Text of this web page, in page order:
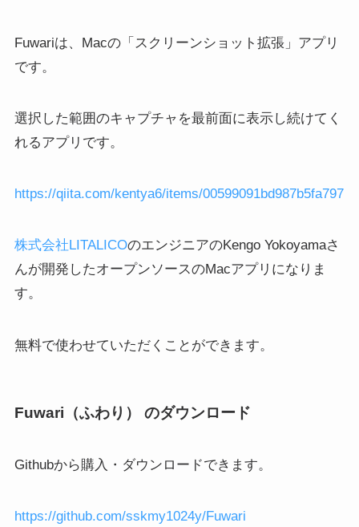
Fuwariは、Macの「スクリーンショット拡張」アプリ
です。
選択した範囲のキャプチャを最前面に表示し続けてく
れるアプリです。
https://qiita.com/kentya6/items/00599091bd987b5fa797
株式会社LITALICOのエンジニアのKengo Yokoyamaさ
んが開発したオープンソースのMacアプリになりま
す。
無料で使わせていただくことができます。
Fuwari（ふわり） のダウンロード
Githubから購入・ダウンロードできます。
https://github.com/sskmy1024y/Fuwari